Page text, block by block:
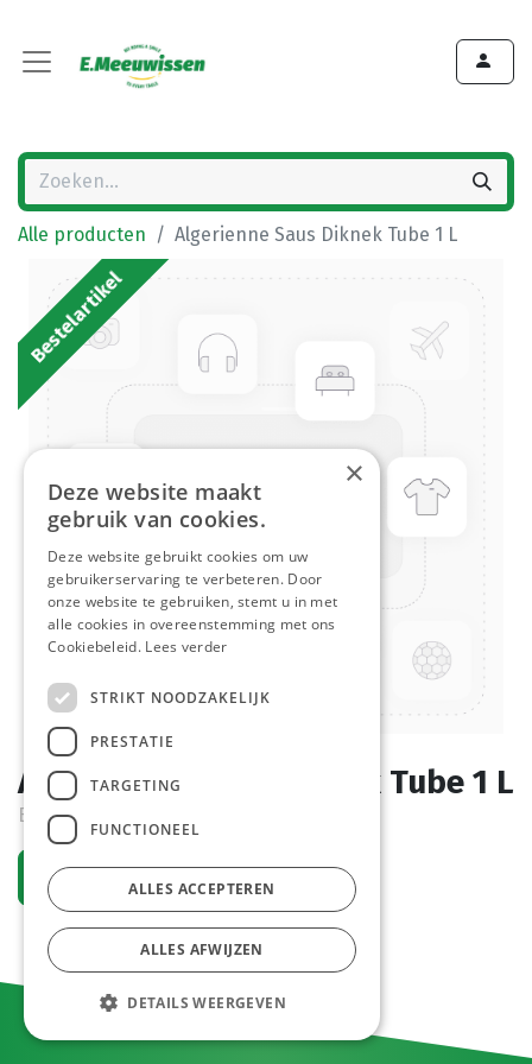
Alle producten Algerienne Saus Diknek Tube 1 L
Bestelartikel
Algerienne Saus Diknek Tube 1 L
Bestelartikel
Vraag een account aan
×
Deze website maakt
gebruik van cookies.
Deze website gebruikt cookies om uw
gebruikerservaring te verbeteren. Door
onze website te gebruiken, stemt u in met
alle cookies in overeenstemming met ons
Cookiebeleid. Lees verder
STRIKT NOODZAKELIJK
PRESTATIE
TARGETING
FUNCTIONEEL
ALLES ACCEPTEREN
ALLES AFWIJZEN
DETAILS WEERGEVEN